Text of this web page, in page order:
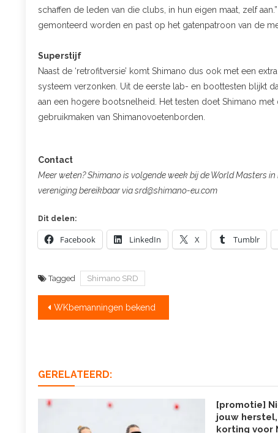
schaffen de leden van die clubs, in hun eigen maat, zelf
gemonteerd worden en past op het gatenpatroon van de
Superstijf
Naast de ‘retrofitversie’ komt Shimano dus ook met een
systeem verzonken. Uit de eerste lab- en boottesten blijkt
aan een hogere bootsnelheid. Het testen doet Shimano
gebruikmaken van Shimanovoetenborden.
Contact
Meer weten? Shimano is volgende week bij de World Masters
vereniging bereikbaar via srd@shimano-eu.com
Dit delen:
Facebook LinkedIn X Tumblr
Tagged Shimano SRD
Bericht
WKbemanningen bekend
GERELATEERD:
[promotie]
jouw
korting voor